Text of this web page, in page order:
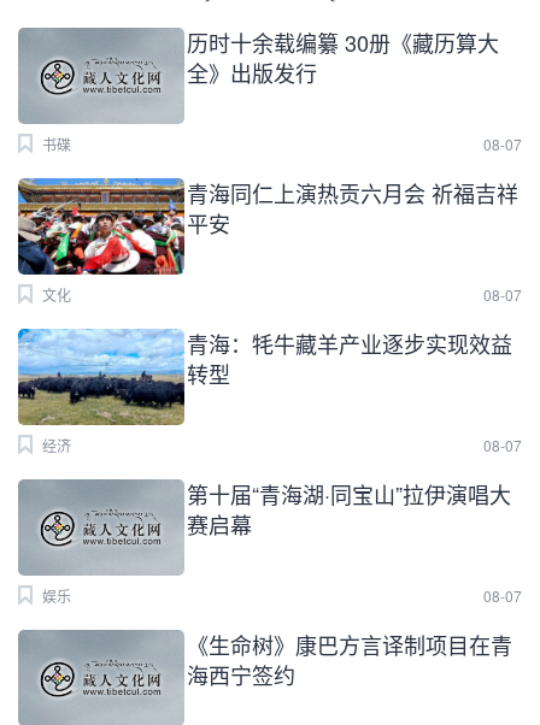
历时十余载编纂 30册《藏历算大
全》出版发行
08-07
书碟
青海同仁上演热贡六月会 祈福吉祥
平安
08-07
文化
青海：牦牛藏羊产业逐步实现效益
转型
08-07
经济
第十届“青海湖·同宝山”拉伊演唱大
赛启幕
08-07
娱乐
《生命树》康巴方言译制项目在青
海西宁签约